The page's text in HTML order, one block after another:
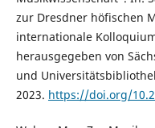
zur Dresdner höfischen
internationale
herausgegeben von
und
2023. https://doi.org/